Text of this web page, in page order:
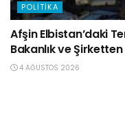
POLITIKA
Afşin Elbistan’daki
Bakanlık ve
4 AĞUSTOS 2026